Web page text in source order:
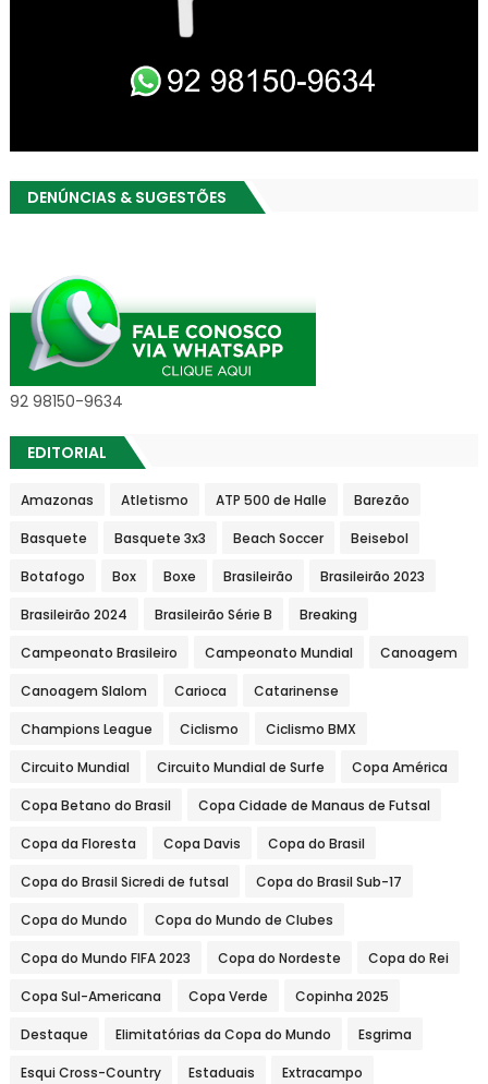
DENÚNCIAS & SUGESTÕES
92 98150-9634
EDITORIAL
Amazonas Atletismo ATP 500 de Halle Barezão
Basquete Basquete 3x3 Beach Soccer Beisebol
Botafogo Box Boxe Brasileirão Brasileirão 2023
Brasileirão 2024 Brasileirão Série B Breaking
Campeonato Brasileiro Campeonato Mundial Canoagem
Canoagem Slalom Carioca Catarinense
Champions League Ciclismo Ciclismo BMX
Circuito Mundial Circuito Mundial de Surfe Copa América
Copa Betano do Brasil Copa Cidade de Manaus de Futsal
Copa da Floresta Copa Davis Copa do Brasil
Copa do Brasil Sicredi de futsal Copa do Brasil Sub-17
Copa do Mundo Copa do Mundo de Clubes
Copa do Mundo FIFA 2023 Copa do Nordeste Copa do Rei
Copa Sul-Americana Copa Verde Copinha 2025
Destaque Elimitatórias da Copa do Mundo Esgrima
Esqui Cross-Country Estaduais Extracampo